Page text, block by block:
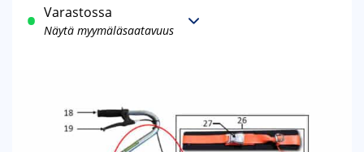
Varastossa
Näytä myymäläsaatavuus